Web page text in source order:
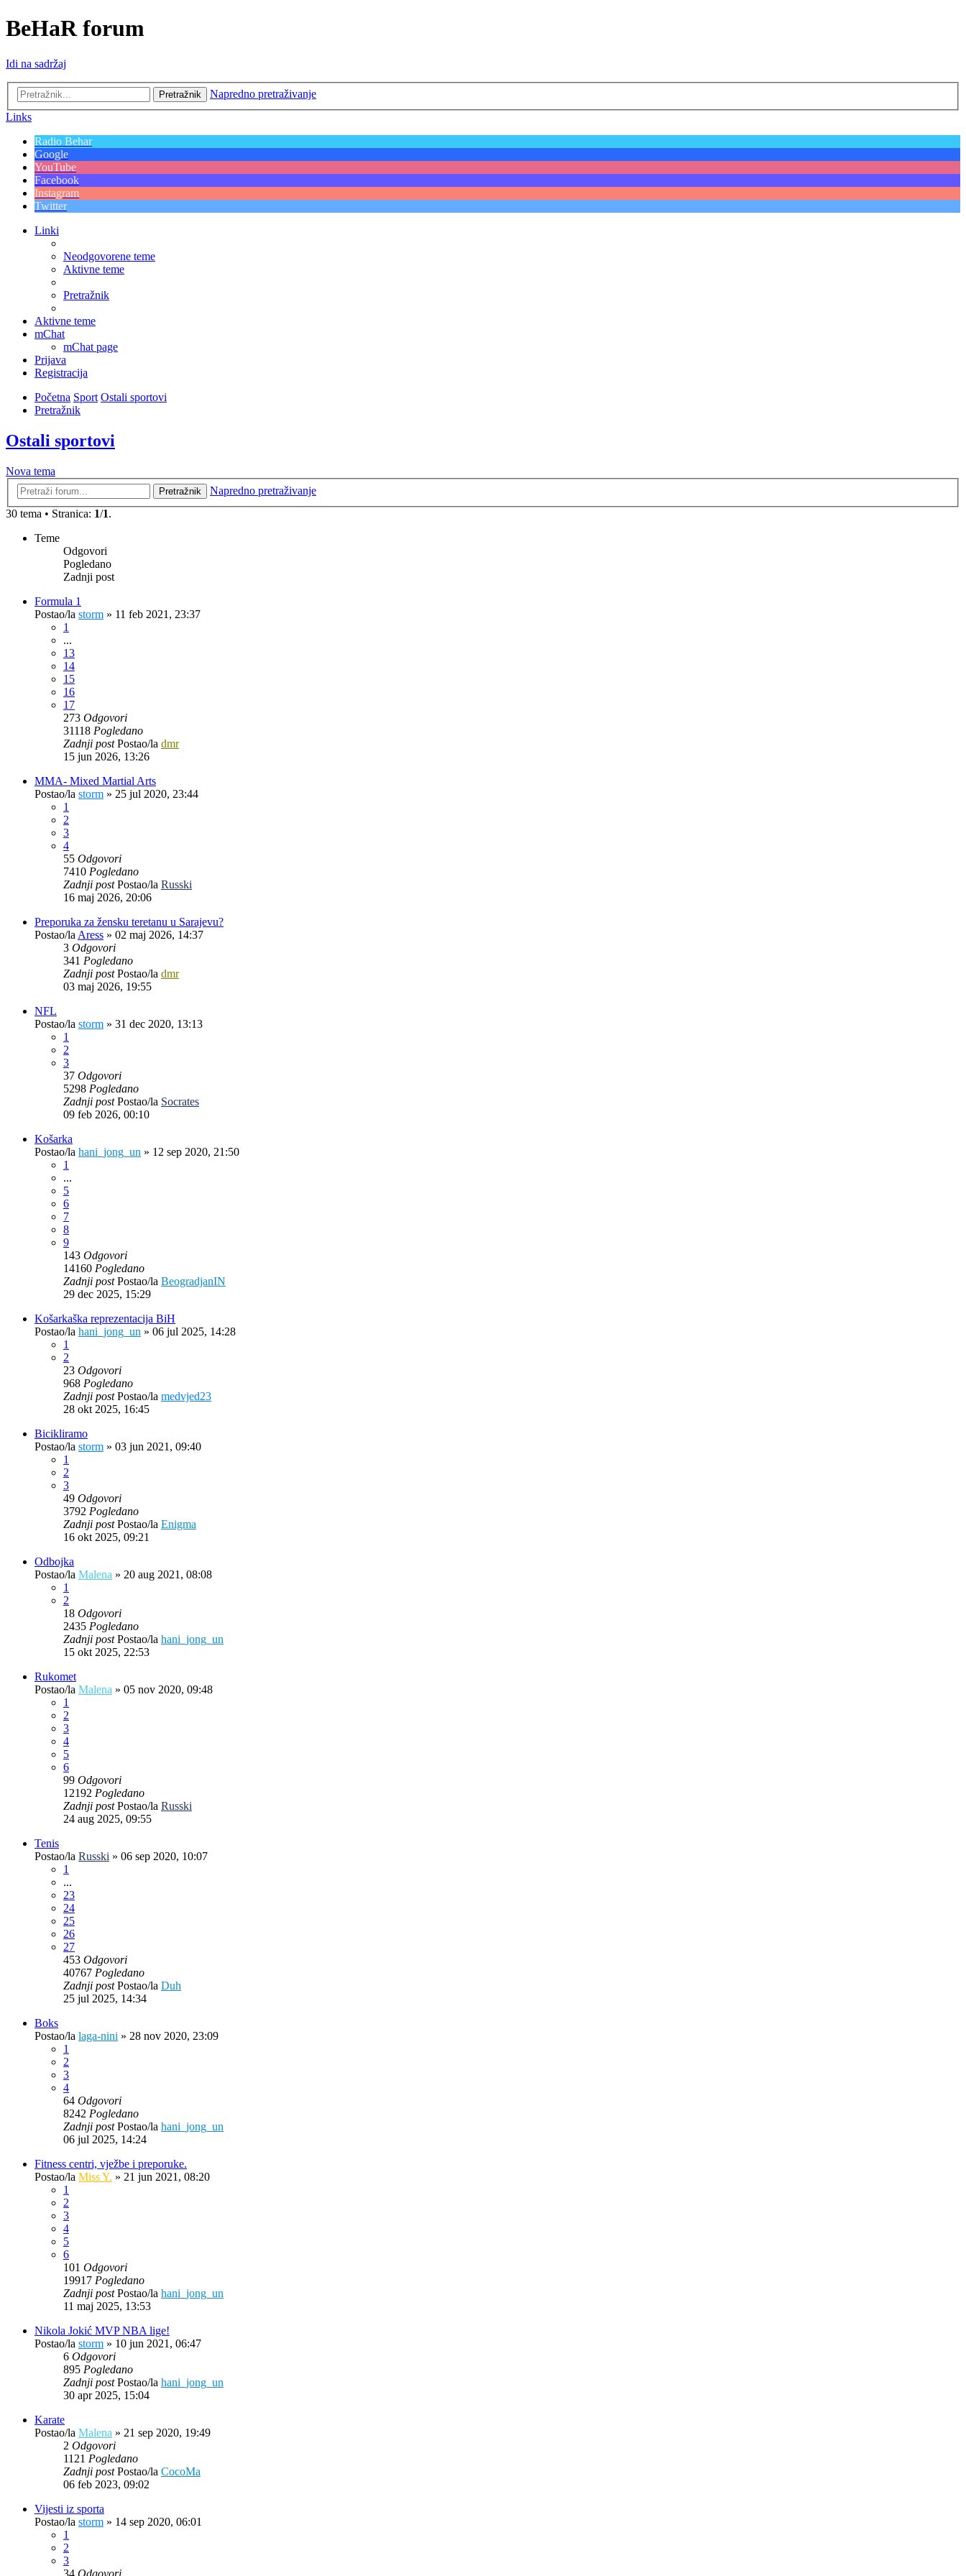
BeHaR forum
Idi na sadržaj
Pretražnik
Napredno pretraživanje
Links
Radio Behar
Google
YouTube
Facebook
Instagram
Twitter
Linki
Neodgovorene teme
Aktivne teme
Pretražnik
Aktivne teme
mChat
mChat page
Prijava
Registracija
Početna Sport Ostali sportovi
Pretražnik
Ostali sportovi
Nova tema
Pretražnik
Napredno pretraživanje
30 tema • Stranica: 1/1.
Teme
Odgovori
Pogledano
Zadnji post
Formula 1
Postao/la storm » 11 feb 2021, 23:37
1
...
13
14
15
16
17
273 Odgovori
31118 Pogledano
Zadnji postPostao/la dmr
15 jun 2026, 13:26
MMA- Mixed Martial Arts
Postao/la storm » 25 jul 2020, 23:44
1
2
3
4
55 Odgovori
7410 Pogledano
Zadnji postPostao/la Russki
16 maj 2026, 20:06
Preporuka za žensku teretanu u Sarajevu?
Postao/la Aress » 02 maj 2026, 14:37
3 Odgovori
341 Pogledano
Zadnji postPostao/la dmr
03 maj 2026, 19:55
NFL
Postao/la storm » 31 dec 2020, 13:13
1
2
3
37 Odgovori
5298 Pogledano
Zadnji postPostao/la Socrates
09 feb 2026, 00:10
Košarka
Postao/la hani_jong_un » 12 sep 2020, 21:50
1
...
5
6
7
8
9
143 Odgovori
14160 Pogledano
Zadnji postPostao/la BeogradjanIN
29 dec 2025, 15:29
Košarkaška reprezentacija BiH
Postao/la hani_jong_un » 06 jul 2025, 14:28
1
2
23 Odgovori
968 Pogledano
Zadnji postPostao/la medvjed23
28 okt 2025, 16:45
Bicikliramo
Postao/la storm » 03 jun 2021, 09:40
1
2
3
49 Odgovori
3792 Pogledano
Zadnji postPostao/la Enigma
16 okt 2025, 09:21
Odbojka
Postao/la Malena » 20 aug 2021, 08:08
1
2
18 Odgovori
2435 Pogledano
Zadnji postPostao/la hani_jong_un
15 okt 2025, 22:53
Rukomet
Postao/la Malena » 05 nov 2020, 09:48
1
2
3
4
5
6
99 Odgovori
12192 Pogledano
Zadnji postPostao/la Russki
24 aug 2025, 09:55
Tenis
Postao/la Russki » 06 sep 2020, 10:07
1
...
23
24
25
26
27
453 Odgovori
40767 Pogledano
Zadnji postPostao/la Duh
25 jul 2025, 14:34
Boks
Postao/la laga-nini » 28 nov 2020, 23:09
1
2
3
4
64 Odgovori
8242 Pogledano
Zadnji postPostao/la hani_jong_un
06 jul 2025, 14:24
Fitness centri, vježbe i preporuke.
Postao/la Miss Y. » 21 jun 2021, 08:20
1
2
3
4
5
6
101 Odgovori
19917 Pogledano
Zadnji postPostao/la hani_jong_un
11 maj 2025, 13:53
Nikola Jokić MVP NBA lige!
Postao/la storm » 10 jun 2021, 06:47
6 Odgovori
895 Pogledano
Zadnji postPostao/la hani_jong_un
30 apr 2025, 15:04
Karate
Postao/la Malena » 21 sep 2020, 19:49
2 Odgovori
1121 Pogledano
Zadnji postPostao/la CocoMa
06 feb 2023, 09:02
Vijesti iz sporta
Postao/la storm » 14 sep 2020, 06:01
1
2
3
34 Odgovori